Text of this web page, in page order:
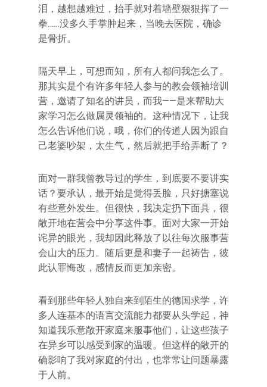
泪，越想越难过，抬手就对着墙壁狠狠挥了一
拳……没多久手掌肿起来，当晚去医院，确诊
是骨折。
隔天早上，可想而知，所有人都问我怎么了。
那其实是个有许多年轻人参与的教会领袖培训
营，邀请了知名的讲员，而我——是来帮助大
家学习怎么做属灵领袖的。这种情况下，让我
怎么告诉他们说，哦，你们的传道人因为跟自
己老婆吵架，太生气，然后就把手给弄断了？
面对一群我曾教导过的学生，到底要不要讲实
话？要承认，最开始是觉得丢脸，只好搪塞说
有些意外发生。但很快，我决定扔下面具，很
敞开地在营会中分享这件事。面对大家一开始
诧异的眼光，我却因此释放了以往每次服事营
会山大的压力。随后更是和妻子一起祷告，彼
此认罪悔改，感情反而更加亲密。
看到那些年轻人独自来到陌生的德国求学，许
多人连基本的语言交流能力都要从头学起，神
知道我乐意敞开家庭来服事他们，让这些孩子
在异乡可以感受到家的温暖。但这样的敞开的
确影响了我对家庭的付出，也常常让问题暴露
于人前。